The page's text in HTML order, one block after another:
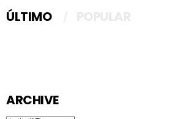
ÚLTIMO
ARCHIVE